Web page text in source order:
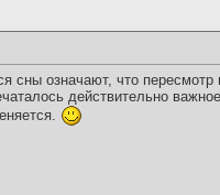
сны означают, что пересмотр
действительно